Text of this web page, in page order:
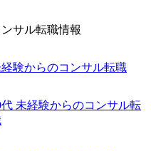
的に禁止 ・禁煙サポート
下いずれかのご経験をお
以上 ・PMO経験2年以上
マネジメント経験 ・お客
課題に対して主体的に業
ジャイル/スクラムへの興
シップが取れる方/一人称
ンサル転職情報
経験からのコンサル転職
代 未経験からのコンサル転